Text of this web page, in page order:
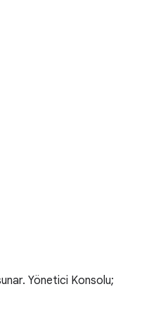
Yönetici Konsolu;